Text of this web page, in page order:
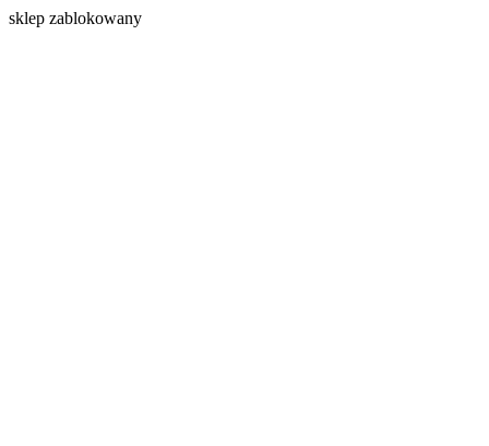
sklep zablokowany